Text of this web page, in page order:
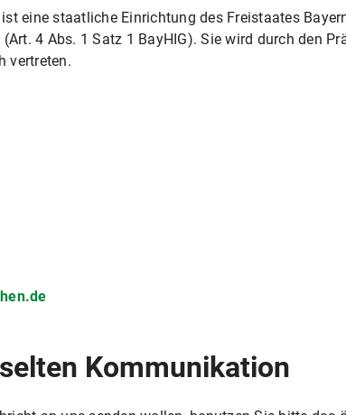
eine staatliche Einrichtung des Freistaates
4 Abs. 1 Satz 1 BayHIG). Sie wird durch den
vertreten.
Kommunikation